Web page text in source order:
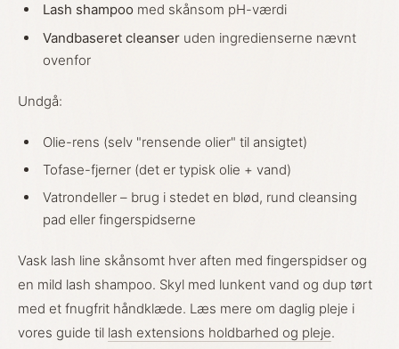
Lash shampoo med skånsom pH-værdi
Vandbaseret cleanser uden ingredienserne nævnt
ovenfor
Undgå:
Olie-rens (selv "rensende olier" til ansigtet)
Tofase-fjerner (det er typisk olie + vand)
Vatrondeller – brug i stedet en blød, rund cleansing
pad eller fingerspidserne
Vask lash line skånsomt hver aften med fingerspidser og
en mild lash shampoo. Skyl med lunkent vand og dup tørt
med et fnugfrit håndklæde. Læs mere om daglig pleje i
vores guide til lash extensions holdbarhed og pleje.